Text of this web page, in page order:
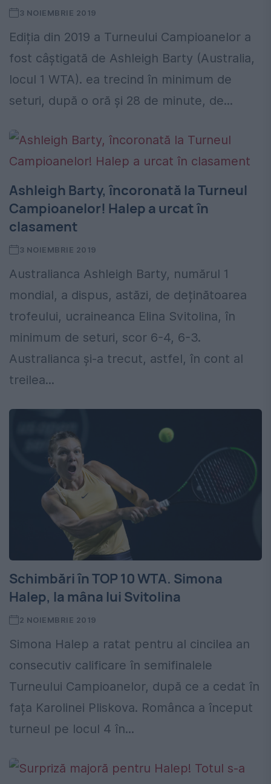
3 NOIEMBRIE 2019
Ediția din 2019 a Turneului Campioanelor a
fost câștigată de Ashleigh Barty (Australia,
locul 1 WTA). ea trecind în minimum de
seturi, după o oră și 28 de minute, de...
Ashleigh Barty, încoronată la Turneul
Campioanelor! Halep a urcat în
clasament
3 NOIEMBRIE 2019
Australianca Ashleigh Barty, numărul 1
mondial, a dispus, astăzi, de deținătoarea
trofeului, ucraineanca Elina Svitolina, în
minimum de seturi, scor 6-4, 6-3.
Australianca și-a trecut, astfel, în cont al
treilea...
Schimbări în TOP 10 WTA. Simona
Halep, la mâna lui Svitolina
2 NOIEMBRIE 2019
Simona Halep a ratat pentru al cincilea an
consecutiv calificare în semifinalele
Turneului Campioanelor, după ce a cedat în
fața Karolinei Pliskova. Românca a început
turneul pe locul 4 în...